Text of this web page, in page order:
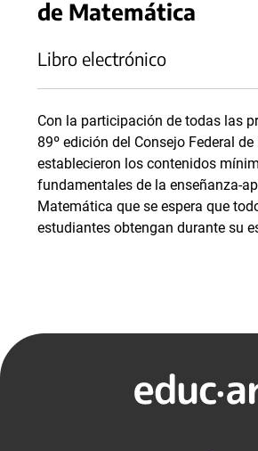
de Matemática
Libro electrónico
Con la participación de todas las
89º edición del Consejo Federal
establecieron los contenidos
fundamentales de la enseñanza-
Matemática que se espera que
estudiantes obtengan durante su